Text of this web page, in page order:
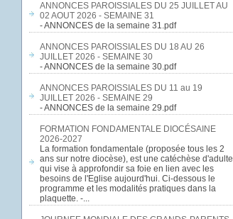
ANNONCES PAROISSIALES DU 25 JUILLET AU
02 AOUT 2026 - SEMAINE 31
- ANNONCES de la semaine 31.pdf
ANNONCES PAROISSIALES DU 18 AU 26
JUILLET 2026 - SEMAINE 30
- ANNONCES de la semaine 30.pdf
ANNONCES PAROISSIALES DU 11 au 19
JUILLET 2026 - SEMAINE 29
- ANNONCES de la semaine 29.pdf
FORMATION FONDAMENTALE DIOCÉSAINE
2026-2027
La formation fondamentale (proposée tous les 2
ans sur notre diocèse), est une catéchèse d'adulte
qui vise à approfondir sa foie en lien avec les
besoins de l'Eglise aujourd'hui. Ci-dessous le
programme et les modalités pratiques dans la
plaquette. -...